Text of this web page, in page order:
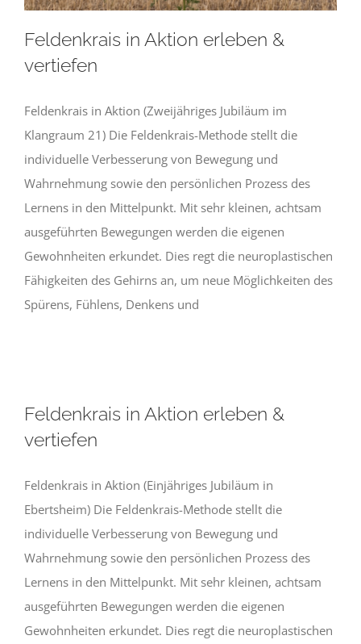
Feldenkrais in Aktion erleben &
vertiefen
Feldenkrais in Aktion (Zweijähriges Jubiläum im
Klangraum 21) Die Feldenkrais-Methode stellt die
individuelle Verbesserung von Bewegung und
Wahrnehmung sowie den persönlichen Prozess des
Lernens in den Mittelpunkt. Mit sehr kleinen, achtsam
ausgeführten Bewegungen werden die eigenen
Gewohnheiten erkundet. Dies regt die neuroplastischen
Fähigkeiten des Gehirns an, um neue Möglichkeiten des
Spürens, Fühlens, Denkens und
Feldenkrais in Aktion erleben &
vertiefen
Feldenkrais in Aktion (Einjähriges Jubiläum in
Ebertsheim) Die Feldenkrais-Methode stellt die
individuelle Verbesserung von Bewegung und
Wahrnehmung sowie den persönlichen Prozess des
Lernens in den Mittelpunkt. Mit sehr kleinen, achtsam
ausgeführten Bewegungen werden die eigenen
Gewohnheiten erkundet. Dies regt die neuroplastischen